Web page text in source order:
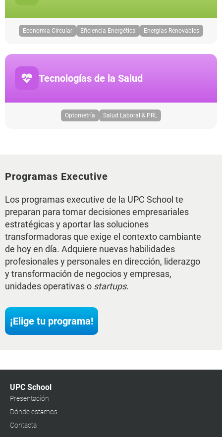
Economía Circular Eficiencia Energética Energías Renovables
Tecnologías de la Salud
Optometría Salud Laboral & PRL
Programas Executive
Los programas executive de la UPC School te
preparan para tomar decisiones empresariales
estratégicas y aportar las soluciones
transformadoras que exige el contexto cambiante
de hoy en día. Adquiere nuevas habilidades
profesionales y personales en dirección, liderazgo
y transformación de negocios y empresas,
unidades operativas o startups.
¡Elige tu programa!
UPC School
Presentación
Dónde estamos
Contacta